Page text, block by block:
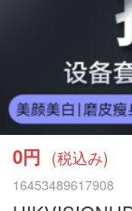
0円 (税込み)
16453489617908